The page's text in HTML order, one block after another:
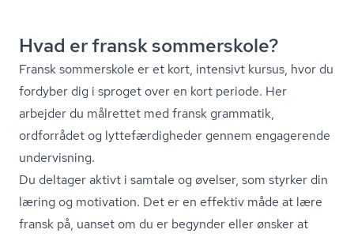
Hvad er fransk sommerskole?
Fransk sommerskole er et kort, intensivt kursus, hvor du
fordyber dig i sproget over en kort periode. Her
arbejder du målrettet med fransk grammatik,
ordforrådet og lyt­te­fær­dig­he­der gennem engagerende
undervisning.
Du deltager aktivt i samtale og øvelser, som styrker din
læring og motivation. Det er en effektiv måde at lære
fransk på, uanset om du er begynder eller ønsker at